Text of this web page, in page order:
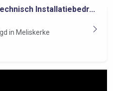
Installatiebedr...
in Meliskerke